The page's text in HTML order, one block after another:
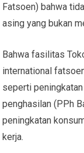
Fatsoen) bahwa
asing yang bukan
Bahwa fasilitas
international
seperti
penghasilan (PPh
peningkatan
kerja.